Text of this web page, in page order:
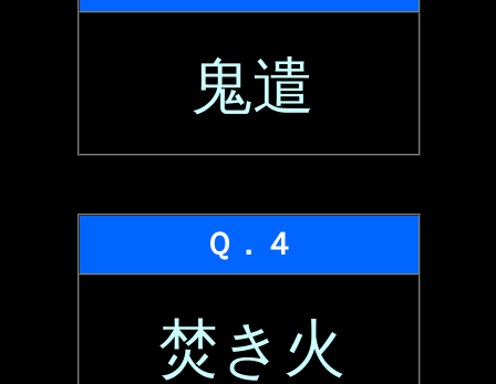
鬼遣
Ｑ．４
焚き火